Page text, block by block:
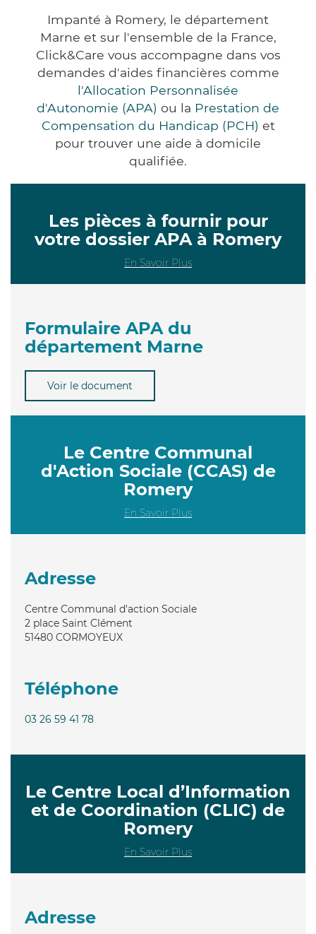
Impanté à Romery, le département
Marne et sur l'ensemble de la France,
Click&Care vous accompagne dans vos
demandes d'aides financières comme
l'Allocation Personnalisée
d'Autonomie (APA) ou la Prestation de
Compensation du Handicap (PCH) et
pour trouver une aide à domicile
qualifiée.
Les pièces à fournir pour
votre dossier APA à Romery
En Savoir Plus
Formulaire APA du
département Marne
Voir le document
Le Centre Communal
d'Action Sociale (CCAS) de
Romery
En Savoir Plus
Adresse
Centre Communal d'action Sociale
2 place Saint Clément
51480 CORMOYEUX
Téléphone
03 26 59 41 78
Le Centre Local d’Information
et de Coordination (CLIC) de
Romery
En Savoir Plus
Adresse